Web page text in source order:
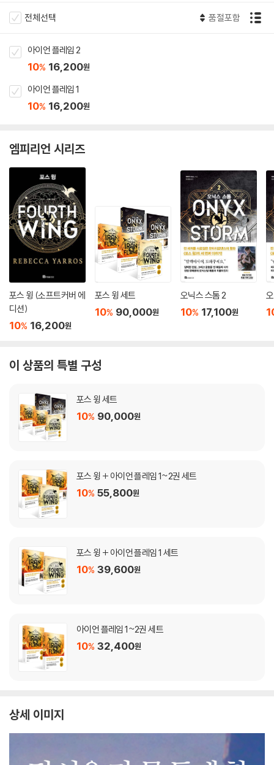
전체선택 품절포함
아이언 플레임 2
10% 16,200원
아이언 플레임 1
10% 16,200원
엠피리언 시리즈
포스 윙 (소프트커버 에
디션)
10% 16,200원
포스 윙 세트
10% 90,000원
오닉스 스톰 2
10% 17,100원
이 상품의 특별 구성
포스 윙 세트
10% 90,000원
포스 윙 + 아이언 플레임 1~2권 세트
10% 55,800원
포스 윙 + 아이언 플레임 1 세트
10% 39,600원
아이언 플레임 1~2권 세트
10% 32,400원
상세 이미지